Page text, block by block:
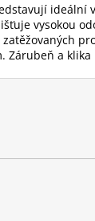
vysokou
Zárubeň a